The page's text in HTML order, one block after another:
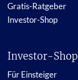
Gratis-Ratgeber
Investor-Shop
Investor-Shop
Für Einsteiger